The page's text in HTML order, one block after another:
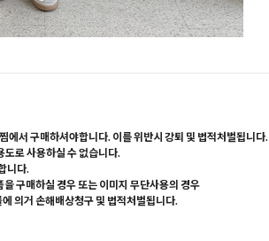
에서 구매하셔야합니다. 이를 위반시 강퇴 및 법적처벌됩니다.
도로 사용하실 수 없습니다.
니다.
구매하실 경우 또는 이미지 무단사용의 경우
의거 손해배상청구 및 법적처벌됩니다.